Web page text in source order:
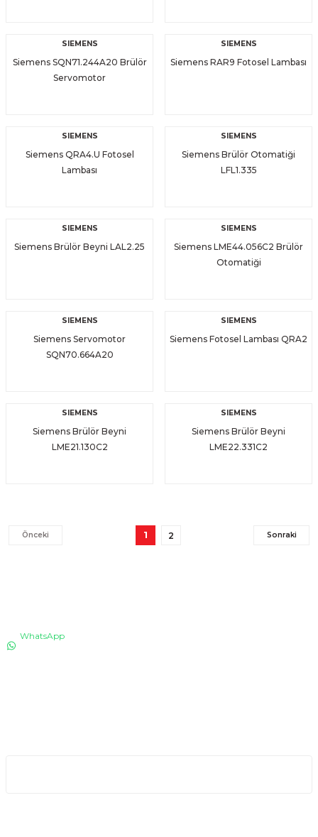
SIEMENS
Siemens SQN71.244A20 Brülör
Servomotor
SIEMENS
Siemens RAR9 Fotosel Lambası
SIEMENS
Siemens QRA4.U Fotosel
Lambası
SIEMENS
Siemens Brülör Otomatiği
LFL1.335
SIEMENS
Siemens Brülör Beyni LAL2.25
SIEMENS
Siemens LME44.056C2 Brülör
Otomatiği
SIEMENS
Siemens Servomotor
SQN70.664A20
SIEMENS
Siemens Fotosel Lambası QRA2
SIEMENS
Siemens Brülör Beyni
LME21.130C2
SIEMENS
Siemens Brülör Beyni
LME22.331C2
1 2
WhatsApp